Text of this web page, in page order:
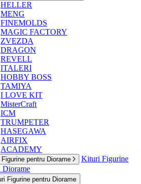
HELLER
MENG
FINEMOLDS
MAGIC FACTORY
ZVEZDA
DRAGON
REVELL
ITALERI
HOBBY BOSS
TAMIYA
I LOVE KIT
MisterCraft
ICM
TRUMPETER
HASEGAWA
AIRFIX
ACADEMY
Figurine pentru Diorame
Kituri Figurine
Diorame
Figurine pentru Diorame